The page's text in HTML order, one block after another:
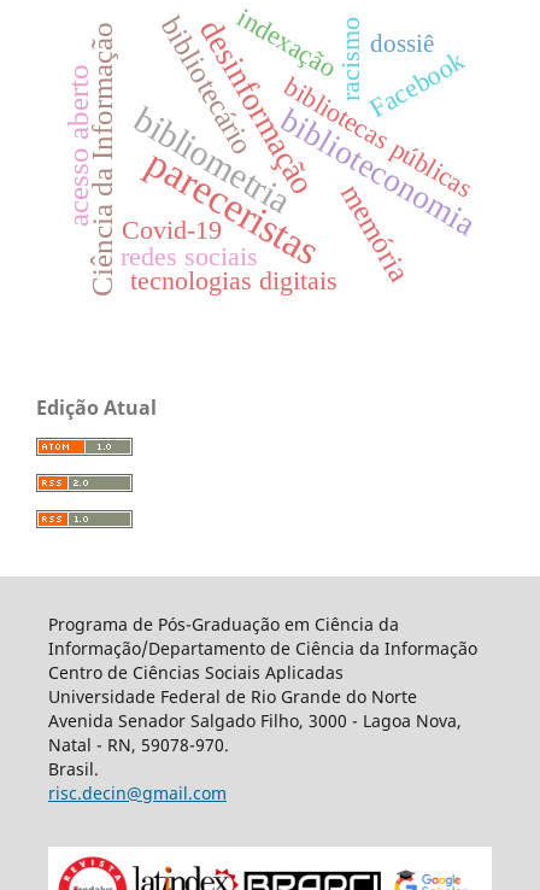
pareceristas
bibliometria
desinformaçãobiblioteconomia
Ciência da Informação
acesso aberto bibliotecário
memória
bibliotecas públicas
Facebook
racismo
tecnologias digitais
redes sociais
indexação
Covid-19
dossiê
Edição Atual
Programa de Pós-Graduação em Ciência da
Informação/Departamento de Ciência da Informação
Centro de Ciências Sociais Aplicadas
Universidade Federal de Rio Grande do Norte
Avenida Senador Salgado Filho, 3000 - Lagoa Nova,
Natal - RN, 59078-970.
Brasil.
risc.decin@gmail.com